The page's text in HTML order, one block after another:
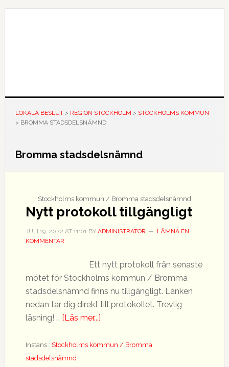
Hoppa
Hoppa
Hoppa
LOKALA BESLUT> REGION STOCKHOLM > STOCKHOLMS KOMMUN
> BROMMA STADSDELSNÄMND
Bromma stadsdelsnämnd
Stockholms kommun / Bromma stadsdelsnämnd
Nytt protokoll tillgängligt
JULI 19, 2022 AT 11:01BY ADMINISTRATOR
LÄMNA EN
KOMMENTAR
Ett nytt protokoll från senaste
mötet för Stockholms kommun / Bromma
stadsdelsnämnd finns nu tillgängligt. Länken
nedan tar dig direkt till protokollet. Trevlig
läsning! … [Läs mer...]om
protokoll
Instans : Stockholms kommun / Bromma
stadsdelsnämnd